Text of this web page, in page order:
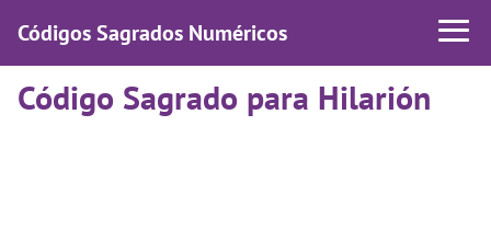
Códigos Sagrados Numéricos
Código Sagrado para Hilarión